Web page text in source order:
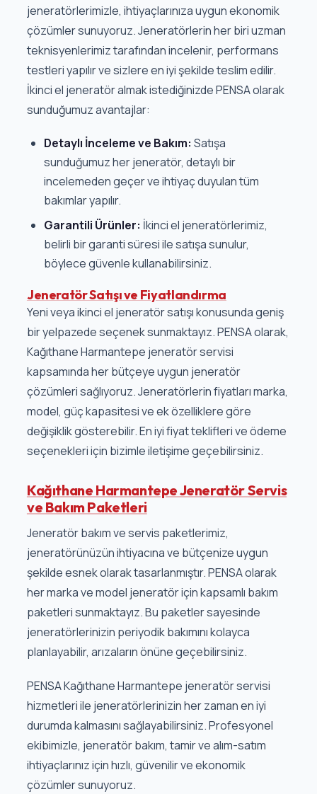
jeneratörlerimizle, ihtiyaçlarınıza uygun ekonomik
çözümler sunuyoruz. Jeneratörlerin her biri uzman
teknisyenlerimiz tarafından incelenir, performans
testleri yapılır ve sizlere en iyi şekilde teslim edilir.
İkinci el jeneratör almak istediğinizde PENSA olarak
sunduğumuz avantajlar:
Detaylı İnceleme ve Bakım: Satışa
sunduğumuz her jeneratör, detaylı bir
incelemeden geçer ve ihtiyaç duyulan tüm
bakımlar yapılır.
Garantili Ürünler: İkinci el jeneratörlerimiz,
belirli bir garanti süresi ile satışa sunulur,
böylece güvenle kullanabilirsiniz.
Jeneratör Satışı ve Fiyatlandırma
Yeni veya ikinci el jeneratör satışı konusunda geniş
bir yelpazede seçenek sunmaktayız. PENSA olarak,
Kağıthane Harmantepe jeneratör servisi
kapsamında her bütçeye uygun jeneratör
çözümleri sağlıyoruz. Jeneratörlerin fiyatları marka,
model, güç kapasitesi ve ek özelliklere göre
değişiklik gösterebilir. En iyi fiyat teklifleri ve ödeme
seçenekleri için bizimle iletişime geçebilirsiniz.
Kağıthane Harmantepe Jeneratör Servis
ve Bakım Paketleri
Jeneratör bakım ve servis paketlerimiz,
jeneratörünüzün ihtiyacına ve bütçenize uygun
şekilde esnek olarak tasarlanmıştır. PENSA olarak
her marka ve model jeneratör için kapsamlı bakım
paketleri sunmaktayız. Bu paketler sayesinde
jeneratörlerinizin periyodik bakımını kolayca
planlayabilir, arızaların önüne geçebilirsiniz.
PENSA Kağıthane Harmantepe jeneratör servisi
hizmetleri ile jeneratörlerinizin her zaman en iyi
durumda kalmasını sağlayabilirsiniz. Profesyonel
ekibimizle, jeneratör bakım, tamir ve alım-satım
ihtiyaçlarınız için hızlı, güvenilir ve ekonomik
çözümler sunuyoruz.